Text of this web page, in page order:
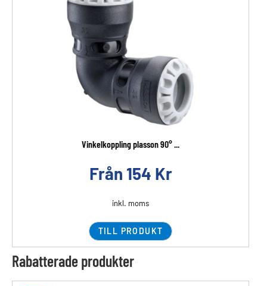
Vinkelkoppling plasson 90° ...
Från 154 Kr
inkl. moms
TILL PRODUKT
Rabatterade produkter